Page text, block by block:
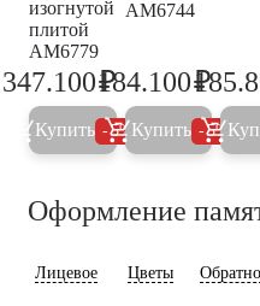
изогнутой
плитой
AM6779
365.400
347.100₽
Купить 5%
AM6744
184.100₽
Купить 5%
Оформление
Лицевое Цветы